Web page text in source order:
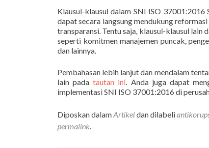
Klausul-klausul dalam SNI ISO
dapat secara langsung mendukung
transparansi. Tentu saja, klausul-klausul
seperti komitmen manajemen puncak,
dan lainnya.
Pembahasan lebih lanjut dan mendalam
lain padatautan ini. Anda juga dapat
implementasi SNI ISO 37001:2016 di
Diposkan dalamArtikeldan dilabeli
permalink.